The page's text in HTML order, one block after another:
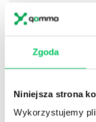
Zgoda
Niniejsza strona
Wykorzystujemy
efektywności
40 filmów
Nowy